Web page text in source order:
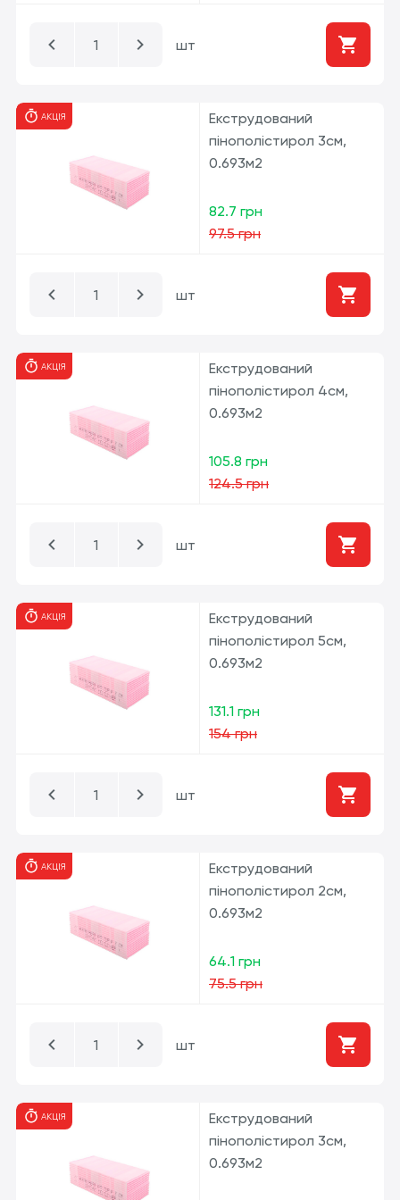
шершавій структурі краще приклеюється до
шт
АКЦІЯ
Екструдований
пінополістирол 3см,
0.693м2
82.7 грн
97.5 грн
шт
АКЦІЯ
Екструдований
пінополістирол 4см,
0.693м2
105.8 грн
124.5 грн
шт
АКЦІЯ
Екструдований
пінополістирол 5см,
0.693м2
131.1 грн
154 грн
шт
АКЦІЯ
Екструдований
пінополістирол 2см,
0.693м2
64.1 грн
75.5 грн
шт
АКЦІЯ
Екструдований
пінополістирол 3см,
0.693м2